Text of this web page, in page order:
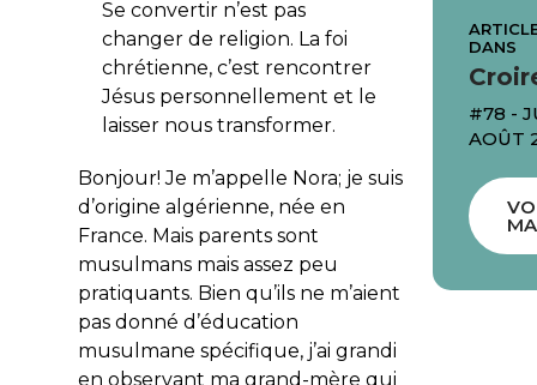
Se convertir n’est pas
changer de religion. La foi
chrétienne, c’est rencontrer
Jésus personnellement et le
laisser nous transformer.
Bonjour! Je m’appelle Nora; je suis
d’origine algérienne, née en
France. Mais parents sont
musulmans mais assez peu
pratiquants. Bien qu’ils ne m’aient
pas donné d’éducation
musulmane spécifique, j’ai grandi
en observant ma grand-mère qui
DANS
#78 -
AOÛT